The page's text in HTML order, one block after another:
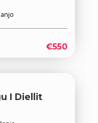
€550
I Diellit